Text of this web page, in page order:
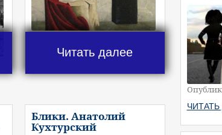
Читать далее
Блики. Анатолий
Кухтурский
ЧИТАТЬ